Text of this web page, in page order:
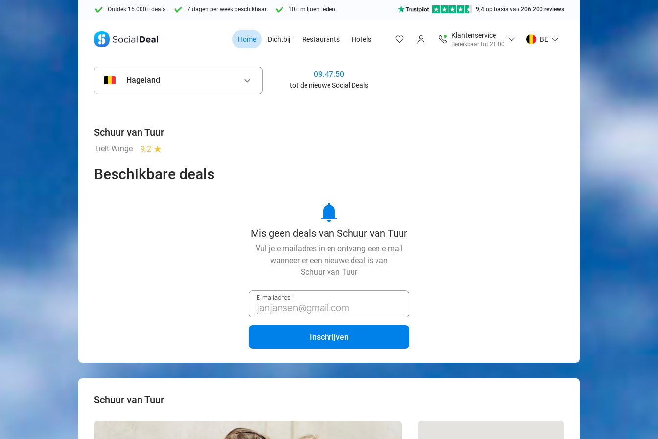
Ontdek 15.000+ deals 7 dagen per week beschikbaar 10+ miljoen leden 9,4 op basis van 206.200 reviews
Home Dichtbij Restaurants Hotels
Klantenservice
Bereikbaar tot 21:00
BE
Hageland keyboard_arrow_down
09:47:48
tot de nieuwe Social Deals
Schuur van Tuur
Tielt-Winge 9.2 star
Beschikbare deals
notifications
Mis geen deals van Schuur van Tuur
Vul je e-mailadres in en ontvang een e-mail
wanneer er een nieuwe deal is van
Schuur van Tuur
E-mailadres
Inschrijven
Schuur van Tuur